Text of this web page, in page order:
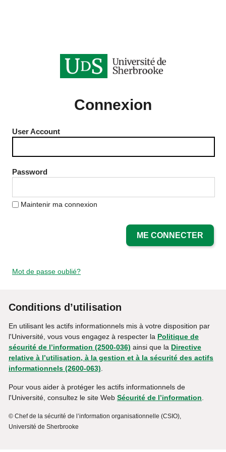
Connexion
User Account
Password
Maintenir ma connexion
ME CONNECTER
Mot de passe oublié?
Conditions d’utilisation
En utilisant les actifs informationnels mis à votre disposition par
l'Université, vous vous engagez à respecter la Politique de
sécurité de l’information (2500-036) ainsi que la Directive
relative à l’utilisation, à la gestion et à la sécurité des actifs
informationnels (2600-063)
Pour vous aider à protéger les actifs informationnels de
l'Université, consultez le site Web Sécurité de l’information
© Chef de la sécurité de l’information organisationnelle (CSIO),
Université de Sherbrooke